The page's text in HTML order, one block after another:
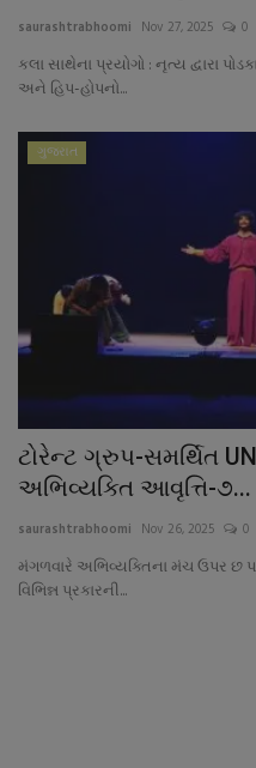
About Author
Contact
Dipotsav Special
ગુજરાત
Support US
બજારના સમાચાર
નાણાંકીય સમાચાર
saurashtrabhoomi Nov 27, 2025 0
કલા સાથેના પ્રયોગો : નૃત્ય દ્વારા
અને હિપ-હોપનો...
ગુજરાત
ટોરેન્ટ ગ્રુપ-સમર્થિત
અભિવ્યક્તિ આવૃત્તિ-૭...
saurashtrabhoomi Nov 26, 2025 0
મંગળવારે અભિવ્યક્તિના મંચ ઉપર છ
વિભિન્ન પ્રકારની...